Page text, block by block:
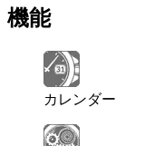
機能
カレンダー